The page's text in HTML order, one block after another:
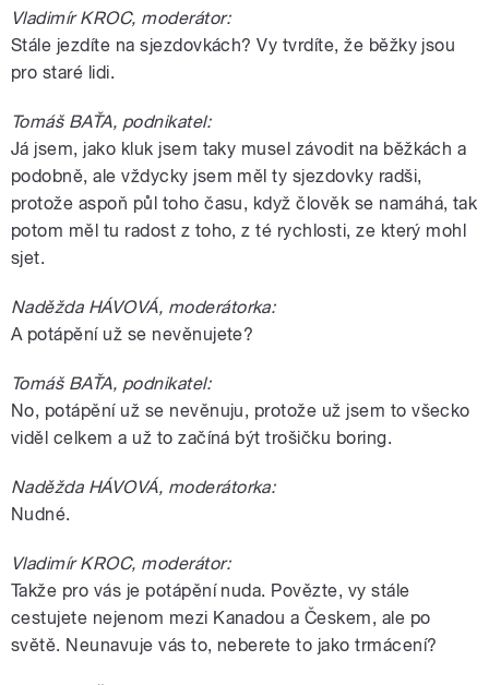
Vladimír KROC, moderátor:
Stále jezdíte na sjezdovkách? Vy tvrdíte, že běžky jsou
pro staré lidi.
Tomáš BAŤA, podnikatel:
Já jsem, jako kluk jsem taky musel závodit na běžkách a
podobně, ale vždycky jsem měl ty sjezdovky radši,
protože aspoň půl toho času, když člověk se namáhá, tak
potom měl tu radost z toho, z té rychlosti, ze který mohl
sjet.
Naděžda HÁVOVÁ, moderátorka:
A potápění už se nevěnujete?
Tomáš BAŤA, podnikatel:
No, potápění už se nevěnuju, protože už jsem to všecko
viděl celkem a už to začíná být trošičku boring.
Naděžda HÁVOVÁ, moderátorka:
Nudné.
Vladimír KROC, moderátor:
Takže pro vás je potápění nuda. Povězte, vy stále
cestujete nejenom mezi Kanadou a Českem, ale po
světě. Neunavuje vás to, neberete to jako trmácení?